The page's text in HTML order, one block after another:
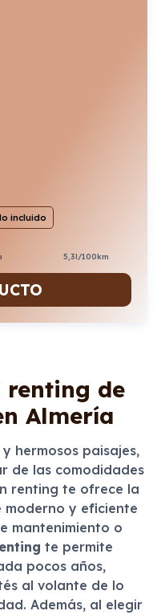
incluido
5,3l/100km
renting de
Almería
hermosos paisajes,
de las comodidades
renting te ofrece la
y eficiente
mantenimiento o
te permite
pocos años,
al volante de lo
Además, al elegir